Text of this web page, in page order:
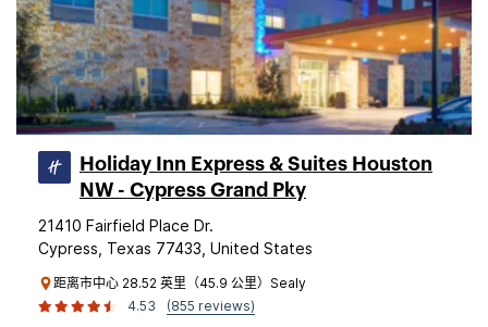
Holiday Inn Express & Suites Houston
NW - Cypress Grand Pky
21410 Fairfield Place Dr.
Cypress, Texas 77433, United States
距离市中心 28.52 英里（45.9 公里）Sealy
4.53
(855 reviews)